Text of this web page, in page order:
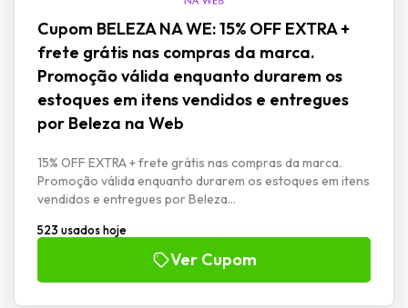
Cupom BELEZA NA WE: 15% OFF EXTRA +
frete grátis nas compras da marca.
Promoção válida enquanto durarem os
estoques em itens vendidos e entregues
por Beleza na Web
15% OFF EXTRA + frete grátis nas compras da marca.
Promoção válida enquanto durarem os estoques em itens
vendidos e entregues por Beleza...
523 usados hoje
Ver Cupom